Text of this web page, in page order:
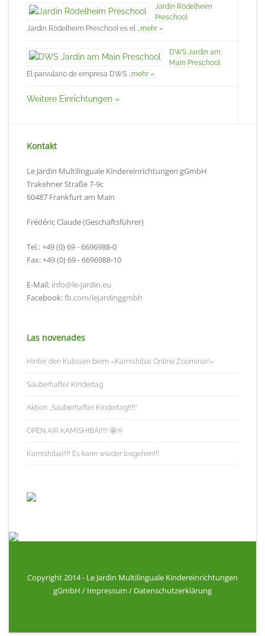
Jardin Rödelheim
Preschool
Jardin Rödelheim Preschool es el …mehr »
DWS Jardin am
Main Preschool
El parvulario de empresa DWS …mehr »
Weitere Einrichtungen »
Kontakt
Le Jardin Multilinguale Kindereinrichtungen gGmbH
Trakehner Straße 7-9c
60487 Frankfurt am Main
Frédéric Claude (Geschäftsführer)
Tel.: +49 (0) 69 - 6696988-0
Fax: +49 (0) 69 - 6696988-10
E-Mail: info@le-jardin.eu
Facebook:fb.com/lejardinggmbh
Las novenades
Hinter den Kulissen beim «Kamishibai Online Zoominar!»
Sauberhafter Kindertag
Aktion „Sauberhafter Kindertag!!!!“
OPEN AIR KAMISHIBAI!!!! 🤩🌞
Kamishibai!!!! Es kann wieder losgehen!!!
Copyright 2014 - Le Jardin Multilinguale Kindereinrichtungen
gGmbH / Impressum / Datenschutzerklärung